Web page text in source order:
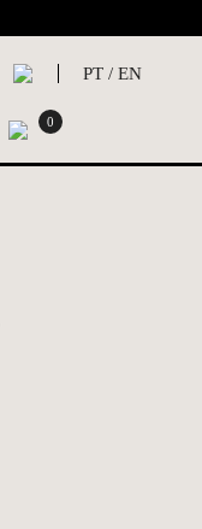
PT / EN
0